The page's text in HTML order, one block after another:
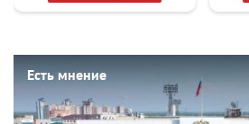
Есть мнение